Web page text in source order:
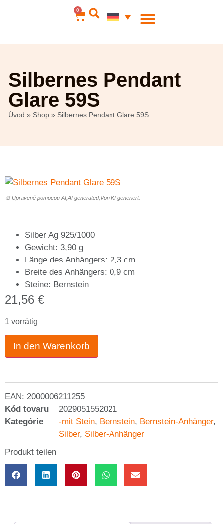
0
Silbernes Pendant
Glare 59S
Úvod » Shop » Silbernes Pendant Glare 59S
🎨 Upravené pomocou AI,AI generated,Von KI generiert.
Silber Ag 925/1000
Gewicht: 3,90 g
Länge des Anhängers: 2,3 cm
Breite des Anhängers: 0,9 cm
Steine: Bernstein
21,56 €
1 vorrätig
In den Warenkorb
EAN: 2000006211255
Kód tovaru
2029051552021
Kategórie
-mit Stein, Bernstein, Bernstein-Anhänger,
Silber, Silber-Anhänger
Produkt teilen